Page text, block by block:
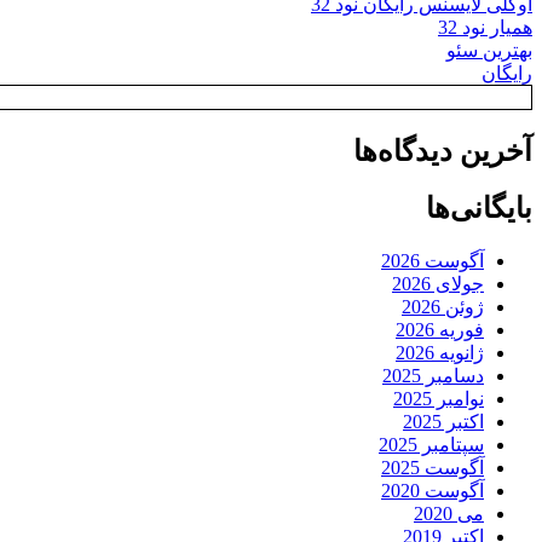
همیار نود 32
بهترین سئو
رایگان
آخرین دیدگاه‌ها
بایگانی‌ها
آگوست 2026
جولای 2026
ژوئن 2026
فوریه 2026
ژانویه 2026
دسامبر 2025
نوامبر 2025
اکتبر 2025
سپتامبر 2025
آگوست 2025
آگوست 2020
می 2020
اکتبر 2019